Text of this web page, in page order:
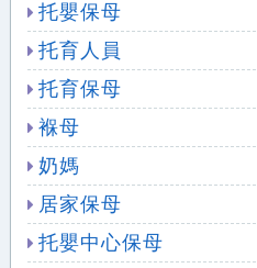
托嬰保母
托育人員
托育保母
褓母
奶媽
居家保母
托嬰中心保母